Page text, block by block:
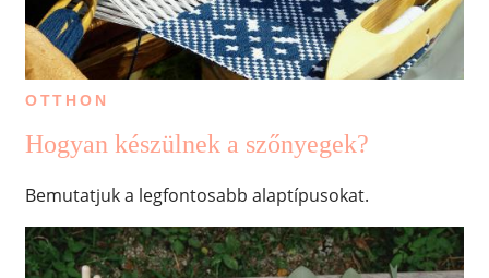
OTTHON
Hogyan készülnek a szőnyegek?
Bemutatjuk a legfontosabb alaptípusokat.